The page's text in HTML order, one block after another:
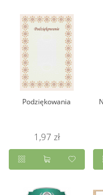
Podziękowania
1,97 zł